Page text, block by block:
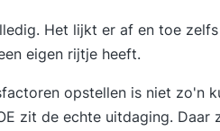
Het lijkt er af en toe
eigen rijtje heeft.
opstellen is niet zo'n
zit de echte uitdaging. Daar